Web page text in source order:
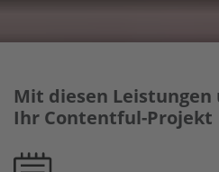
Mit diesen
Ihr Contentful-Projekt